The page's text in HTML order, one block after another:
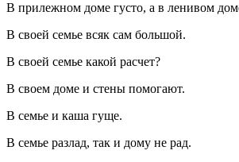
В прилежном доме густо, а в ленивом
В своей семье всяк сам большой.
В своей семье какой расчет?
В своем доме и стены помогают.
В семье и каша гуще.
В семье разлад, так и дому не рад.